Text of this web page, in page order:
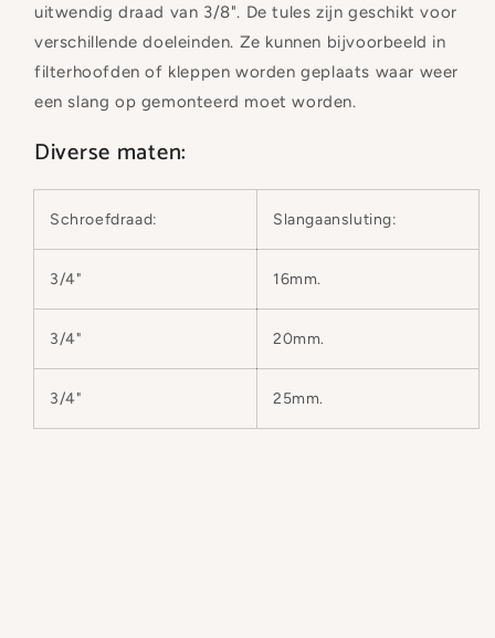
uitwendig draad van 3/8". De tules zijn geschikt voor
verschillende doeleinden. Ze kunnen bijvoorbeeld in
filterhoofden of kleppen worden geplaats waar weer
een slang op gemonteerd moet worden.
Diverse maten:
Schroefdraad: Slangaansluting:
3/4" 16mm.
3/4" 20mm.
3/4" 25mm.